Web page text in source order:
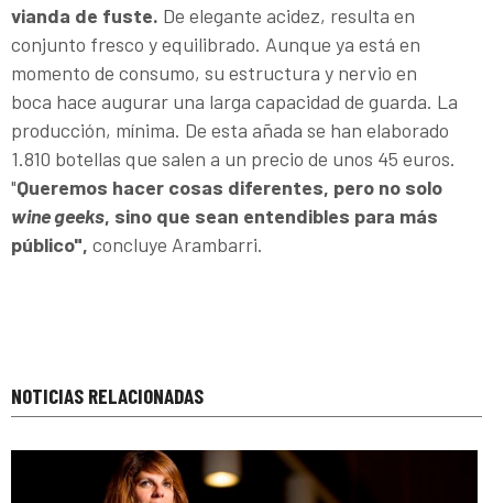
vianda de fuste. De elegante acidez, resulta en
conjunto fresco y equilibrado. Aunque ya está en
momento de consumo, su estructura y nervio en
boca hace augurar una larga capacidad de guarda. La
producción, mínima. De esta añada se han elaborado
1.810 botellas que salen a un precio de unos 45 euros.
"Queremos hacer cosas diferentes, pero no solo
wine geeks, sino que sean entendibles para más
público", concluye Arambarri.
NOTICIAS RELACIONADAS